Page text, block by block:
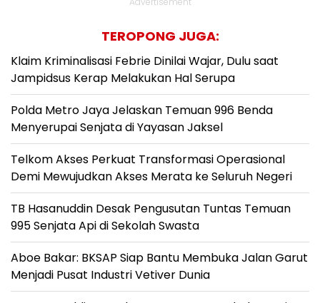
TEROPONG JUGA:
Klaim Kriminalisasi Febrie Dinilai Wajar, Dulu saat
Jampidsus Kerap Melakukan Hal Serupa
Polda Metro Jaya Jelaskan Temuan 996 Benda
Menyerupai Senjata di Yayasan Jaksel
Telkom Akses Perkuat Transformasi Operasional
Demi Mewujudkan Akses Merata ke Seluruh Negeri
TB Hasanuddin Desak Pengusutan Tuntas Temuan
995 Senjata Api di Sekolah Swasta
Aboe Bakar: BKSAP Siap Bantu Membuka Jalan Garut
Menjadi Pusat Industri Vetiver Dunia